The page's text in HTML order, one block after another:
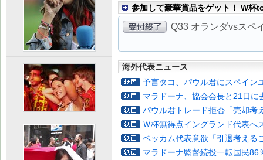
参加して豪華賞品をゲット！ W杯
Q33 オランダvsスペ
海外代表ニュース
予言タコ、パウル君にスペイン
マラドーナ、協会会長と21日に
パウル君トレード拒否「売却考
Ｗ杯無得点イングランド代表へ
ベッカム代表意欲「引退考える
マラドーナ監督続投一転国民86